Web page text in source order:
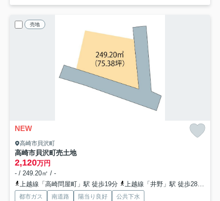
売地
NEW
高崎市貝沢町
高崎市貝沢町売土地
2,120万円
- / 249.20㎡ / -
上越線「高崎問屋町」駅 徒歩19分
上越線「井野」駅 徒歩28分
都市ガス 南道路 陽当り良好 公共下水